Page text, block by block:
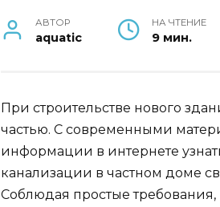
АВТОР
aquatic
НА ЧТЕНИЕ
9 мин.
При строительстве нового
частью. С современными
информации в интернете
канализации в частном доме
Соблюдая простые